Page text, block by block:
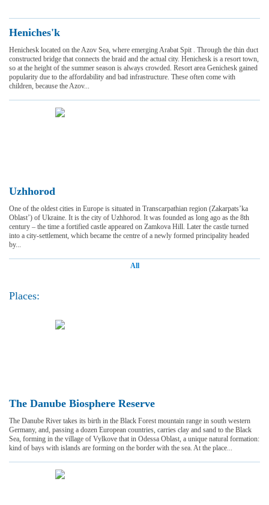
Heniches'k
Henichesk located on the Azov Sea, where emerging Arabat Spit . Through the thin duct
constructed bridge that connects the braid and the actual city. Henichesk is a resort town,
so at the height of the summer season is always crowded. Resort area Genichesk gained
popularity due to the affordability and bad infrastructure. These often come with
children, because the Azov...
Uzhhorod
One of the oldest cities in Europe is situated in Transcarpathian region (Zakarpats’ka
Oblast’) of Ukraine. It is the city of Uzhhorod. It was founded as long ago as the 8th
century – the time a fortified castle appeared on Zamkova Hill. Later the castle turned
into a city-settlement, which became the centre of a newly formed principality headed
by...
All
Places:
The Danube Biosphere Reserve
The Danube River takes its birth in the Black Forest mountain range in south western
Germany, and, passing a dozen European countries, carries clay and sand to the Black
Sea, forming in the village of Vylkove that in Odessa Oblast, a unique natural formation:
kind of bays with islands are forming on the border with the sea. At the place...